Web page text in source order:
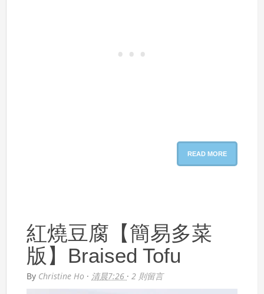
READ MORE
紅燒豆腐【簡易多菜
版】Braised Tofu
By Christine Ho · 清晨7:26 · 2 則留言